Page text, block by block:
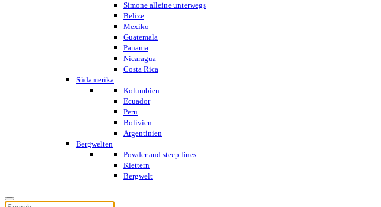
Simone alleine unterwegs
Belize
Mexiko
Guatemala
Panama
Nicaragua
Costa Rica
Südamerika
Kolumbien
Ecuador
Peru
Bolivien
Argentinien
Bergwelten
Powder and steep lines
Klettern
Bergwelt